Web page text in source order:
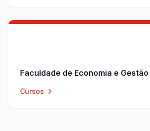
Faculdade de Economia e Gestão
Cursos